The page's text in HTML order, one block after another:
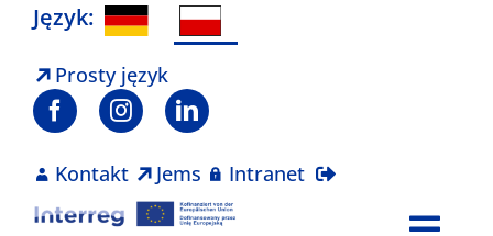
Skip
content
Język:
Prosty język
Kontakt Jems Intranet